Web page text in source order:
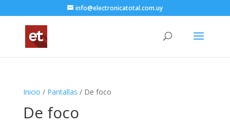
info@electronicatotal.com.uy
Inicio / Pantallas / De foco
De foco